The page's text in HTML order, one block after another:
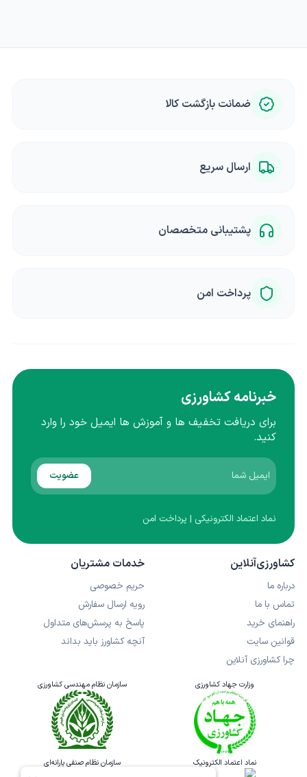
ضمانت بازگشت کالا
ارسال سریع
پشتیبانی متخصصان
پرداخت امن
خبرنامه کشاورزی
برای دریافت تخفیف ها و آموزش ها ایمیل خود را وارد
کنید.
عضویت
نماد اعتماد الکترونیکی | پرداخت امن
کشاورزی‌آنلاین
درباره ما
تماس با ما
راهنمای خرید
قوانین سایت
چرا کشاورزی آنلاین
خدمات مشتریان
حریم خصوصی
رویه ارسال سفارش
پاسخ به پرسش‌های متداول
آنچه کشاورز باید بداند
وزارت جهاد کشاورزی سازمان نظام مهندسی کشاورزی
نماد اعتماد الکترونیک سازمان نظام صنفی یارانه‌ای